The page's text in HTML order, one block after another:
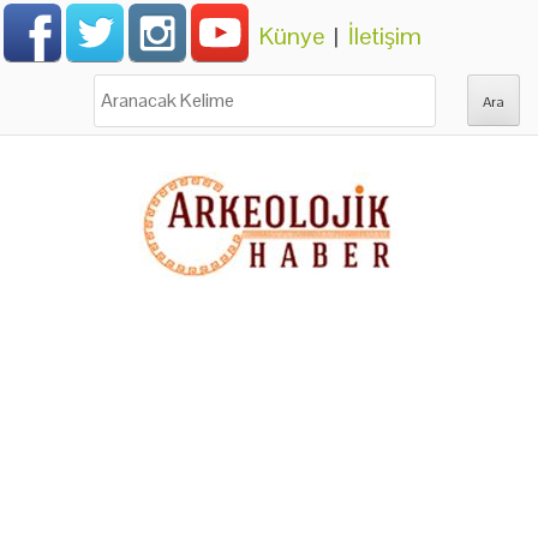
Künye | İletişim